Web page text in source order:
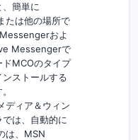
簡単に
たは他の場所で
およ
Messengerで
MCOのタイプ
ストールする
ディア＆ウィン
は、自動的に
は、MSN